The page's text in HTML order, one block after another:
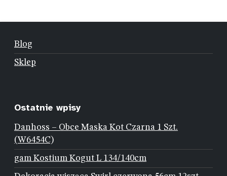
Blog
Sklep
Ostatnie wpisy
Danhoss – Obce Maska Kot Czarna 1 Szt.
(W6454C)
gam Kostium Kogut L 134/140cm